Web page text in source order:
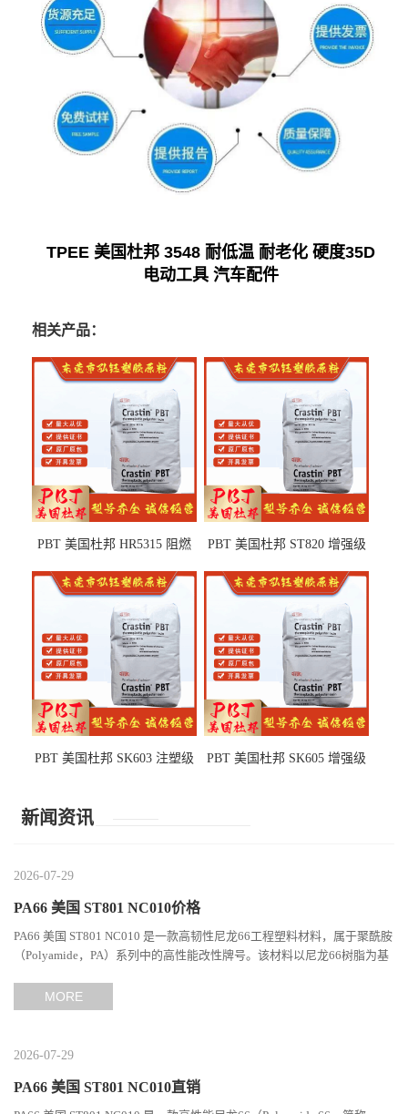
TPEE 美国杜邦 3548 耐低温 耐老化 硬度35D
电动工具 汽车配件
相关产品：
PBT 美国杜邦 HR5315 阻燃
部件
PBT 美国杜邦 ST820 增强级
PBT 美国杜邦 SK603 注塑级
PBT 美国杜邦 SK605 增强级
新闻资讯
2026-07-29
PA66 美国 ST801 NC010价格
PA66 美国 ST801 NC010 是一款高韧性尼龙66工程塑料材料，属于聚酰胺
（Polyamide，PA）系列中的高性能改性牌号。该材料以尼龙66树脂为基
MORE
2026-07-29
PA66 美国 ST801 NC010直销